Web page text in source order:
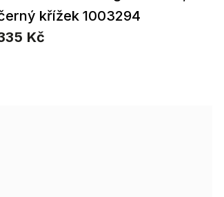
křížek 1003294
Kč